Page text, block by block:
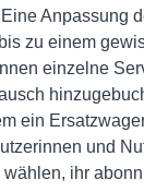
Anpassung
zu einem
einzelne
ein
und
ihr